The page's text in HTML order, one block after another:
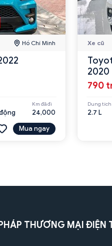
Hồ Chí Minh
Km đã đi
24,000
Mua ngay
Xe cũ
2020
790
Dung tích
2.7 L
THƯƠNG MẠI ĐIỆN